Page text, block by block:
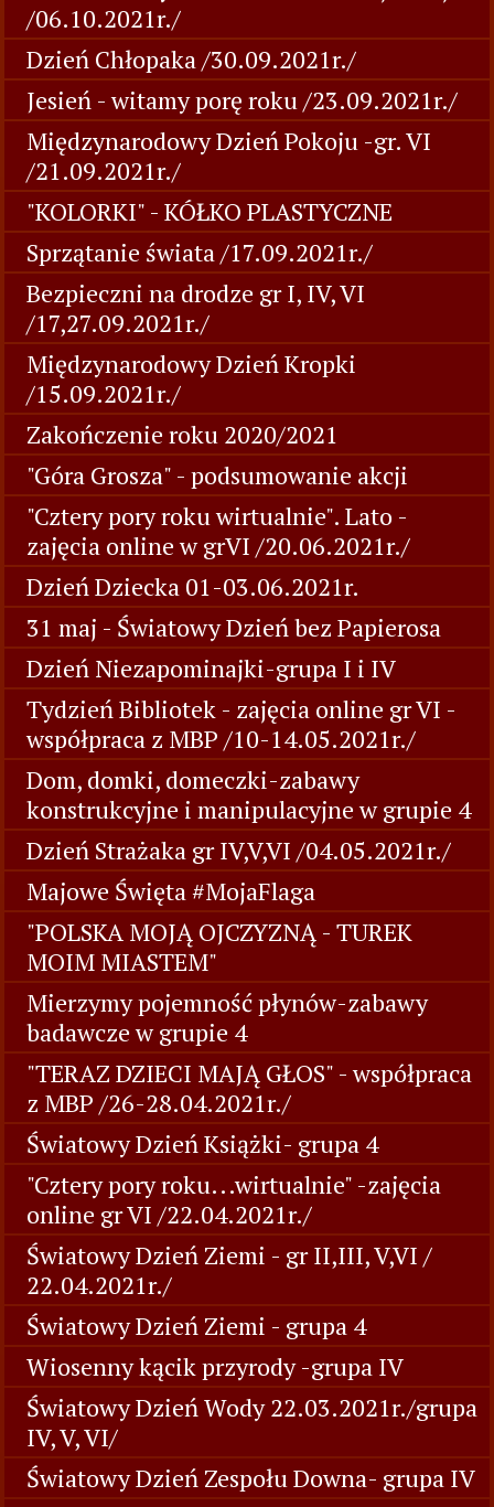
/06.10.2021r./
Dzień Chłopaka /30.09.2021r./
Jesień - witamy porę roku /23.09.2021r./
Międzynarodowy Dzień Pokoju -gr. VI
/21.09.2021r./
"KOLORKI" - KÓŁKO PLASTYCZNE
Sprzątanie świata /17.09.2021r./
Bezpieczni na drodze gr I, IV, VI
/17,27.09.2021r./
Międzynarodowy Dzień Kropki
/15.09.2021r./
Zakończenie roku 2020/2021
"Góra Grosza" - podsumowanie akcji
"Cztery pory roku wirtualnie". Lato -
zajęcia online w grVI /20.06.2021r./
Dzień Dziecka 01-03.06.2021r.
31 maj - Światowy Dzień bez Papierosa
Dzień Niezapominajki-grupa I i IV
Tydzień Bibliotek - zajęcia online gr VI -
współpraca z MBP /10-14.05.2021r./
Dom, domki, domeczki-zabawy
konstrukcyjne i manipulacyjne w grupie 4
Dzień Strażaka gr IV,V,VI /04.05.2021r./
Majowe Święta #MojaFlaga
"POLSKA MOJĄ OJCZYZNĄ - TUREK
MOIM MIASTEM"
Mierzymy pojemność płynów-zabawy
badawcze w grupie 4
"TERAZ DZIECI MAJĄ GŁOS" - współpraca
z MBP /26-28.04.2021r./
Światowy Dzień Książki- grupa 4
"Cztery pory roku...wirtualnie" -zajęcia
online gr VI /22.04.2021r./
Światowy Dzień Ziemi - gr II,III, V,VI /
22.04.2021r./
Światowy Dzień Ziemi - grupa 4
Wiosenny kącik przyrody -grupa IV
Światowy Dzień Wody 22.03.2021r./grupa
IV, V, VI/
Światowy Dzień Zespołu Downa- grupa IV